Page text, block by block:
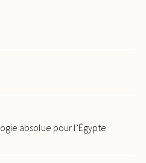
absolue pour l’Égypte